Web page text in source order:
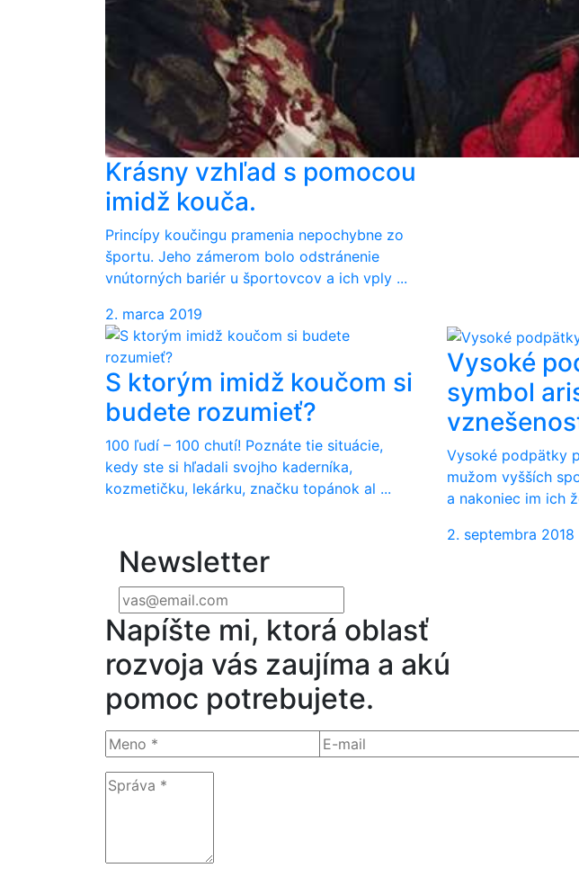
Krásny vzhľad s pomocou
imidž kouča.
Princípy koučingu pramenia nepochybne zo
športu. Jeho zámerom bolo odstránenie
vnútorných bariér u športovcov a ich vply ...
2. marca 2019
S ktorým imidž koučom si
budete rozumieť?
100 ľudí – 100 chutí! Poznáte tie situácie,
kedy ste si hľadali svojho kaderníka,
kozmetičku, lekárku, značku topánok al ...
Vysoké
symbol
Vysoké podpätky
mužom vyšších
a nakoniec im ich
2. septembra 2018
Newsletter
Napíšte mi, ktorá oblasť
rozvoja vás zaujíma a akú
pomoc potrebujete.